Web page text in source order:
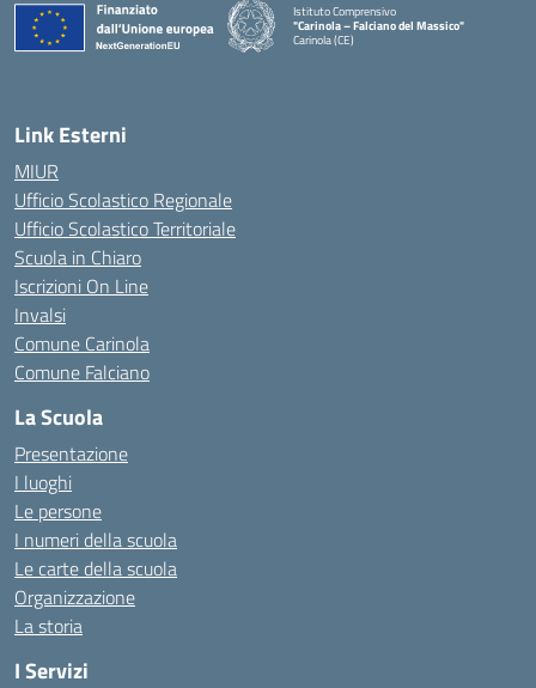
Istituto Comprensivo
"Carinola – Falciano del Massico"
Carinola (CE)
Link Esterni
MIUR
Ufficio Scolastico Regionale
Ufficio Scolastico Territoriale
Scuola in Chiaro
Iscrizioni On Line
Invalsi
Comune Carinola
Comune Falciano
La Scuola
Presentazione
I luoghi
Le persone
I numeri della scuola
Le carte della scuola
Organizzazione
La storia
I Servizi